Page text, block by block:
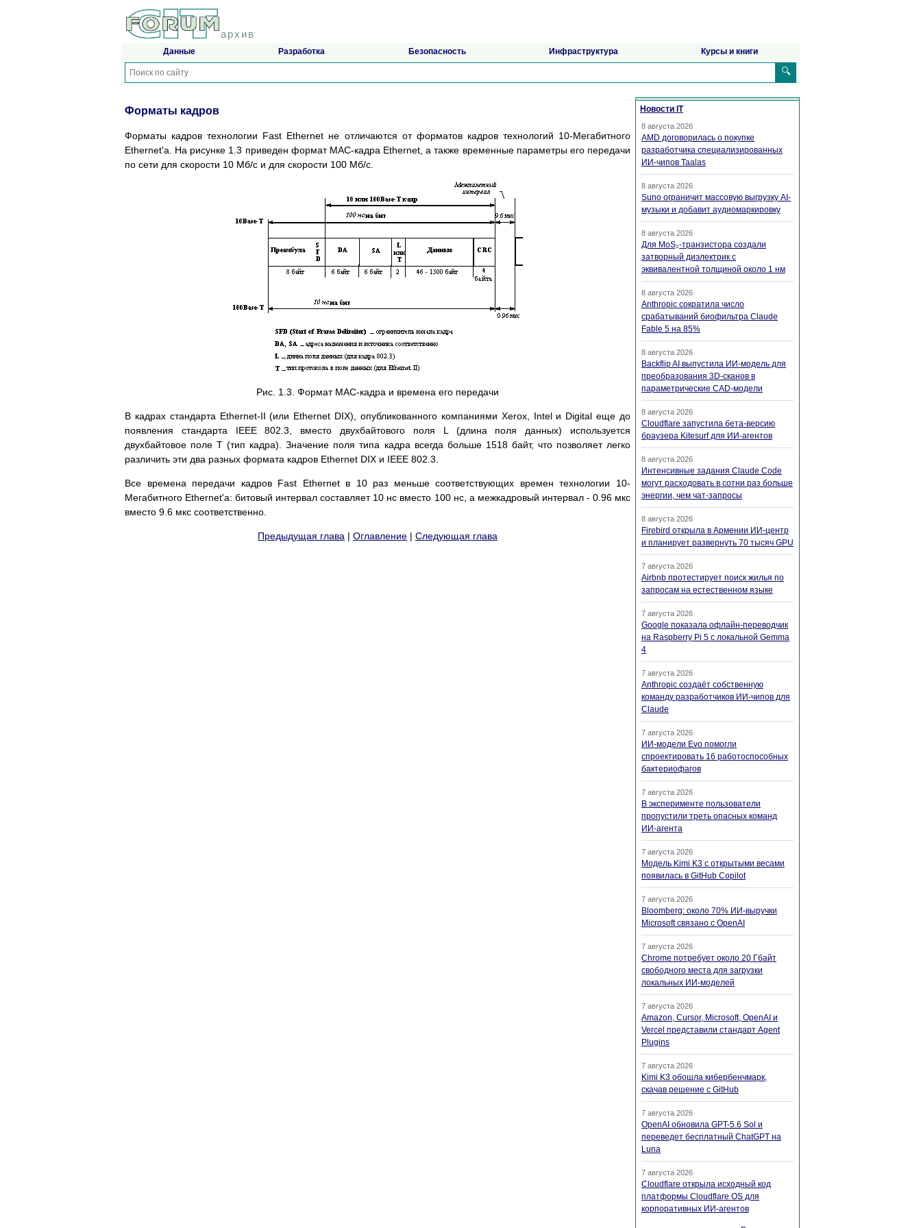
архив
Данные Разработка Безопасность Инфраструктура Курсы и книги
🔍
Форматы кадров
Форматы кадров технологии Fast Ethernet не отличаются от форматов кадров технологий 10-Мегабитного
Ethernet'a. На рисунке 1.3 приведен формат MAC-кадра Ethernet, а также временные параметры его передачи
по сети для скорости 10 Мб/с и для скорости 100 Мб/с.
Рис. 1.3. Формат MAC-кадра и времена его передачи
В кадрах стандарта Ethernet-II (или Ethernet DIX), опубликованного компаниями Xerox, Intel и Digital еще до
появления стандарта IEEE 802.3, вместо двухбайтового поля L (длина поля данных) используется
двухбайтовое поле T (тип кадра). Значение поля типа кадра всегда больше 1518 байт, что позволяет легко
различить эти два разных формата кадров Ethernet DIX и IEEE 802.3.
Все времена передачи кадров Fast Ethernet в 10 раз меньше соответствующих времен технологии 10-
Мегабитного Ethernet'а: битовый интервал составляет 10 нс вместо 100 нс, а межкадровый интервал - 0.96 мкс
вместо 9.6 мкс соответственно.
Предыдущая глава | Оглавление | Следующая глава
Новости IT
8 августа 2026
AMD договорилась о покупке
разработчика специализированных
ИИ-чипов Taalas
8 августа 2026
Suno ограничит массовую выгрузку AI-
музыки и добавит аудиомаркировку
8 августа 2026
Для MoS₂-транзистора создали
затворный диэлектрик с
эквивалентной толщиной около 1 нм
8 августа 2026
Anthropic сократила число
срабатываний биофильтра Claude
Fable 5 на 85%
8 августа 2026
Backflip AI выпустила ИИ-модель для
преобразования 3D-сканов в
параметрические CAD-модели
8 августа 2026
Cloudflare запустила бета-версию
браузера Kitesurf для ИИ-агентов
8 августа 2026
Интенсивные задания Claude Code
могут расходовать в сотни раз больше
энергии, чем чат-запросы
8 августа 2026
Firebird открыла в Армении ИИ-центр
и планирует развернуть 70 тысяч GPU
7 августа 2026
Airbnb протестирует поиск жилья по
запросам на естественном языке
7 августа 2026
Google показала офлайн-переводчик
на Raspberry Pi 5 с локальной Gemma
4
7 августа 2026
Anthropic создаёт собственную
команду разработчиков ИИ-чипов для
Claude
7 августа 2026
ИИ-модели Evo помогли
спроектировать 16 работоспособных
бактериофагов
7 августа 2026
В эксперименте пользователи
пропустили треть опасных команд
ИИ-агента
7 августа 2026
Модель Kimi K3 с открытыми весами
появилась в GitHub Copilot
7 августа 2026
Bloomberg: около 70% ИИ-выручки
Microsoft связано с OpenAI
7 августа 2026
Chrome потребует около 20 Гбайт
свободного места для загрузки
локальных ИИ-моделей
7 августа 2026
Amazon, Cursor, Microsoft, OpenAI и
Vercel представили стандарт Agent
Plugins
7 августа 2026
Kimi K3 обошла кибербенчмарк,
скачав решение с GitHub
7 августа 2026
OpenAI обновила GPT-5.6 Sol и
переведет бесплатный ChatGPT на
Luna
7 августа 2026
Cloudflare открыла исходный код
платформы Cloudflare OS для
корпоративных ИИ-агентов